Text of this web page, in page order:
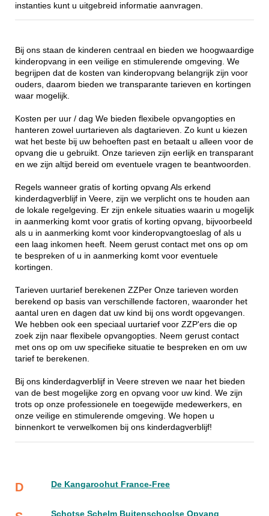
instanties kunt u uitgebreid informatie aanvragen.
Bij ons staan de kinderen centraal en bieden we hoogwaardige
kinderopvang in een veilige en stimulerende omgeving. We
begrijpen dat de kosten van kinderopvang belangrijk zijn voor
ouders, daarom bieden we transparante tarieven en kortingen
waar mogelijk.
Kosten per uur / dag We bieden flexibele opvangopties en
hanteren zowel uurtarieven als dagtarieven. Zo kunt u kiezen
wat het beste bij uw behoeften past en betaalt u alleen voor de
opvang die u gebruikt. Onze tarieven zijn eerlijk en transparant
en we zijn altijd bereid om eventuele vragen te beantwoorden.
Regels wanneer gratis of korting opvang Als erkend
kinderdagverblijf in Veere, zijn we verplicht ons te houden aan
de lokale regelgeving. Er zijn enkele situaties waarin u mogelijk
in aanmerking komt voor gratis of korting opvang, bijvoorbeeld
als u in aanmerking komt voor kinderopvangtoeslag of als u
een laag inkomen heeft. Neem gerust contact met ons op om
te bespreken of u in aanmerking komt voor eventuele
kortingen.
Tarieven uurtarief berekenen ZZPer Onze tarieven worden
berekend op basis van verschillende factoren, waaronder het
aantal uren en dagen dat uw kind bij ons wordt opgevangen.
We hebben ook een speciaal uurtarief voor ZZP'ers die op
zoek zijn naar flexibele opvangopties. Neem gerust contact
met ons op om uw specifieke situatie te bespreken en om uw
tarief te berekenen.
Bij ons kinderdagverblijf in Veere streven we naar het bieden
van de best mogelijke zorg en opvang voor uw kind. We zijn
trots op onze professionele en toegewijde medewerkers, en
onze veilige en stimulerende omgeving. We hopen u
binnenkort te verwelkomen bij ons kinderdagverblijf!
D De Kangaroohut France-Free
Schotse Schelm Buitenschoolse Opvang